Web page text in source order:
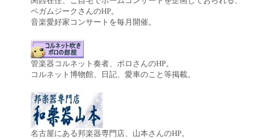
ベガムジークさんのHP。
音楽愛好家コンサートを毎月開催。
管楽器コルネット奏者、ポロさんのHP。
コルネット博物館、日記、愛車のこと等掲載。
名古屋にある邦楽器専門店、山本さんのHP。